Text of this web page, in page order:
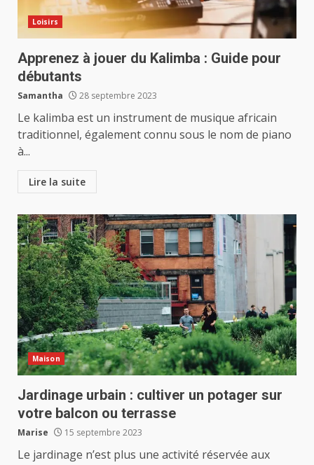
Loisirs
Apprenez à jouer du Kalimba : Guide pour
débutants
Samantha 28 septembre 2023
Le kalimba est un instrument de musique africain
traditionnel, également connu sous le nom de piano
à...
Lire la suite
Maison
Jardinage urbain : cultiver un potager sur
votre balcon ou terrasse
Marise 15 septembre 2023
Le jardinage n’est plus une activité réservée aux